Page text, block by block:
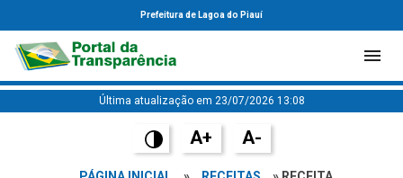
Prefeitura de Lagoa do Piauí
Última atualização em 23/07/2026 13:08
A+ A-